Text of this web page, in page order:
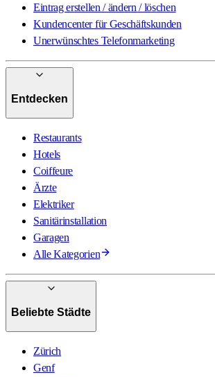
Eintrag erstellen / ändern / löschen
Kundencenter für Geschäftskunden
Unerwünschtes Telefonmarketing
Entdecken
Restaurants
Hotels
Coiffeure
Ärzte
Elektriker
Sanitärinstallation
Garagen
Alle Kategorien
Beliebte Städte
Zürich
Genf